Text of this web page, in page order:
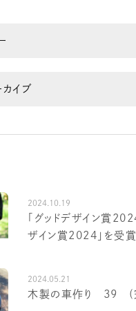
2024.10.19
「グッドデザイン賞
ザイン賞2024」を受賞
2024.05.21
木製の車作り 39 (